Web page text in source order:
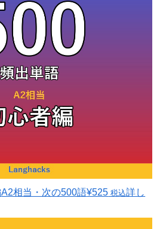
A2相当・次の500語¥525 税込詳し